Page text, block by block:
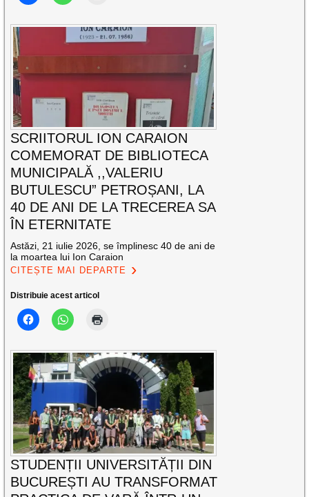
SCRIITORUL ION CARAION
COMEMORAT DE BIBLIOTECA
MUNICIPALĂ ,,VALERIU
BUTULESCU” PETROȘANI, LA
40 DE ANI DE LA TRECEREA SA
ÎN ETERNITATE
Astăzi, 21 iulie 2026, se împlinesc 40 de ani de
la moartea lui Ion Caraion
CITEȘTE MAI DEPARTE
Distribuie acest articol
STUDENȚII UNIVERSITĂȚII DIN
BUCUREȘTI AU TRANSFORMAT